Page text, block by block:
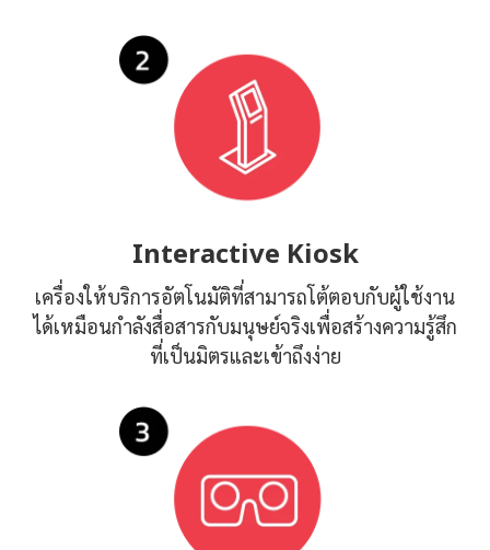
Interactive Kiosk
เครื่องให้บริการอัตโนมัติที่สามารถโต้ตอบกับผู้ใช้งาน
ได้เหมือนกำลังสื่อสารกับมนุษย์จริงเพื่อสร้างความรู้สึก
ที่เป็นมิตรและเข้าถึงง่าย